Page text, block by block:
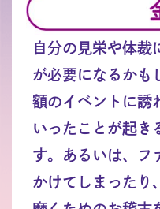
自分の見栄や体裁
が必要になるかも
額のイベントに誘
いったことが起き
す。あるいは、フ
かけてしまったり